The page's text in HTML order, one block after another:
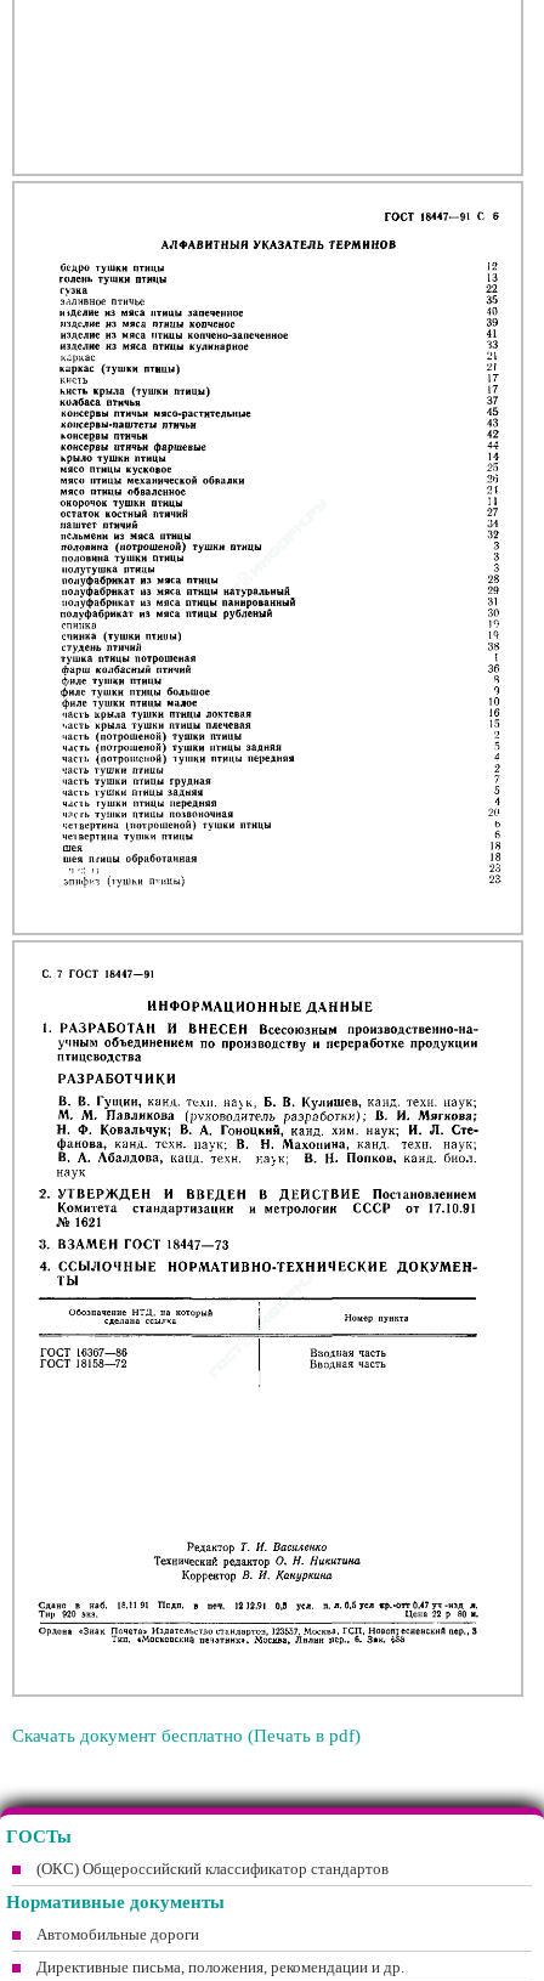
Скачать документ бесплатно (Печать в pdf)
ГОСТы
(ОКС) Общероссийский классификатор стандартов
Нормативные документы
Автомобильные дороги
Директивные письма, положения, рекомендации и др.